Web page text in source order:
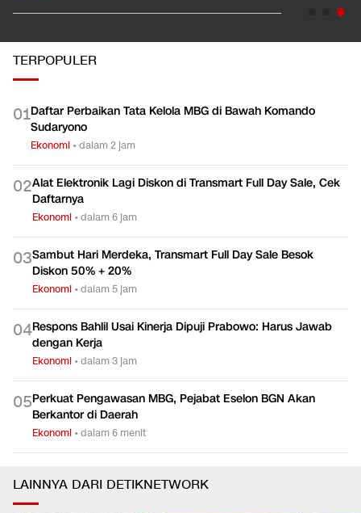
TERPOPULER
01Daftar Perbaikan Tata Kelola MBG di Bawah Komando
Sudaryono
Ekonomi •dalam 2 jam
02Alat Elektronik Lagi Diskon di Transmart Full Day Sale, Cek
Daftarnya
Ekonomi •dalam 6 jam
03Sambut Hari Merdeka, Transmart Full Day Sale Besok
Diskon 50% + 20%
Ekonomi •dalam 5 jam
04Respons Bahlil Usai Kinerja Dipuji Prabowo: Harus Jawab
dengan Kerja
Ekonomi •dalam 3 jam
05Perkuat Pengawasan MBG, Pejabat Eselon BGN Akan
Berkantor di Daerah
Ekonomi •dalam 6 menit
LAINNYA DARI DETIKNETWORK